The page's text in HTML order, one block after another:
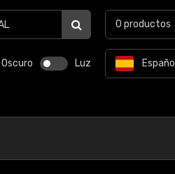
Oscuro Luz Español
0 productos